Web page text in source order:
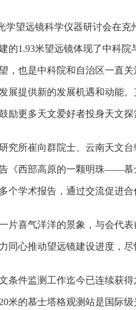
学望远镜科学仪器研讨会在
的1.93米望远镜体现了中科
，也是中科院和自治区一直
展提供新的发展机遇和动能
励更多天文爱好者投身天文
究所崔向群院士、云南天文
《西部高原的一颗明珠——慕
多个学术报告，通过交流促进合
片喜气洋洋的景象 ，与会代
同心推动望远镜建设进度，
条件监测工作迄今已连续获
20米的慕士塔格观测站是国际